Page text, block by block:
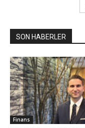
SON HABERLER
Finans